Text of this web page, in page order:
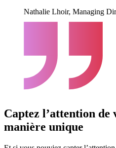
Nathalie Lhoir, Managing
Captez l’attention de
manière unique